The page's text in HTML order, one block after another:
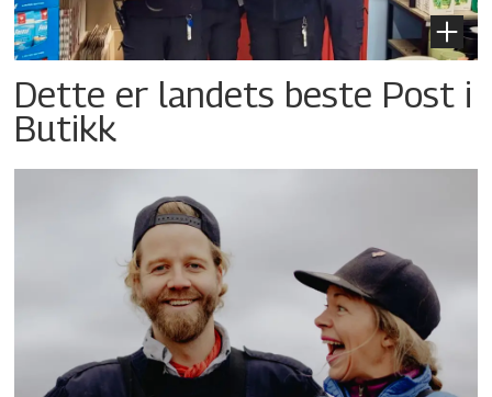
Dette er landets beste Post i
Butikk